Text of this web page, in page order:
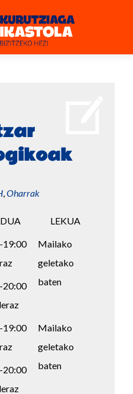
,Oharrak
LEKUA
19:00
Mailako
geletako
baten
20:00
19:00
Mailako
geletako
baten
20:00